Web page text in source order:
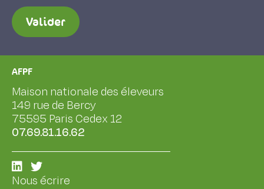
Valider
AFPF
Maison nationale des éleveurs
149 rue de Bercy
75595 Paris Cedex 12
07.69.81.16.62
Nous écrire